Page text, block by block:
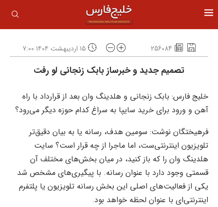
256084 ۱۵ اردیبهشت ۱۴۰۴ ۷:۰۰
تصمیم جدید و خبرساز بابک زنجانی لو رفت
خلیج فارس: بابک زنجانی و هلدینگ وان بعد از قرارداد با راه
آهن و ورود برای خرید سایپا به سراغ کدام حوزه دیگر می‌رود؟
فرهیختگان نوشت: سومین هدف، رسانه یا به بیان دقیق‌تر
تلویزیون اینترنتی‌ست، اما ماجرا از چه قرار است؟ سایت
هلدینگ وان را که باز کنید، در میان بخش‌های مختلف آن
قسمتی وجود دارد با عنوان رسانه. با پیگیری‌های مشخص شد
یکی از فعالیت‌های اصلی این بخش رسانه تلویزیون یا پلتفرم
اینترنتی‌ای با عنوان لحظه خواهد بود.